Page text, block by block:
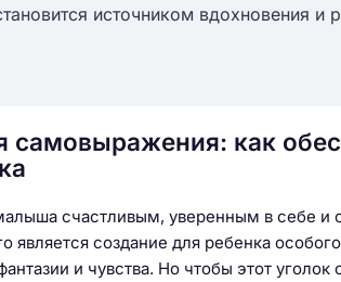
источником вдохновения
самовыражения: как
счастливым, уверенным в себе и
создание для ребенка
и чувства. Но чтобы этот